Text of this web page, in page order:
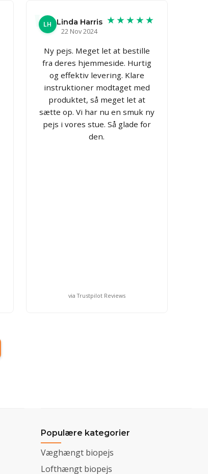
LH Linda Harris
22 Nov 2024
★★★★★
Ny pejs. Meget let at bestille
fra deres hjemmeside. Hurtig
og effektiv levering. Klare
instruktioner modtaget med
produktet, så meget let at
sætte op. Vi har nu en smuk ny
pejs i vores stue. Så glade for
den.
via Trustpilot Reviews
Populære kategorier
Væghængt biopejs
Lofthængt biopejs